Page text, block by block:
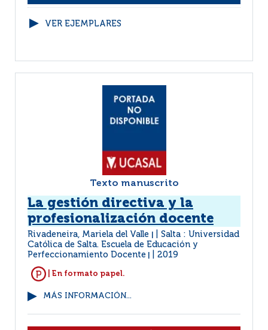
VER EJEMPLARES
Texto manuscrito
La gestión directiva y la
profesionalización docente
Rivadeneira, Mariela del Valle
Salta : Universidad
Católica de Salta. Escuela de Educación y
Perfeccionamiento Docente
2019
| En formato papel.
MÁS INFORMACIÓN...